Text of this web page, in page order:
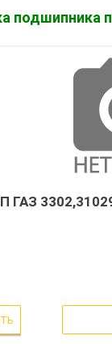
подшипника
ГАЗ